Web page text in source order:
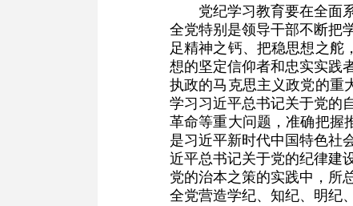
党纪学习教育要在全面
全党特别是领导干部不断把
足精神之钙、把稳思想之舵
想的坚定信仰者和忠实实践
执政的马克思主义政党的重
学习习近平总书记关于党的
革命等重大问题，准确把握
是习近平新时代中国特色社
近平总书记关于党的纪律建
党的治本之策的实践中，所
全党营造学纪、知纪、明纪